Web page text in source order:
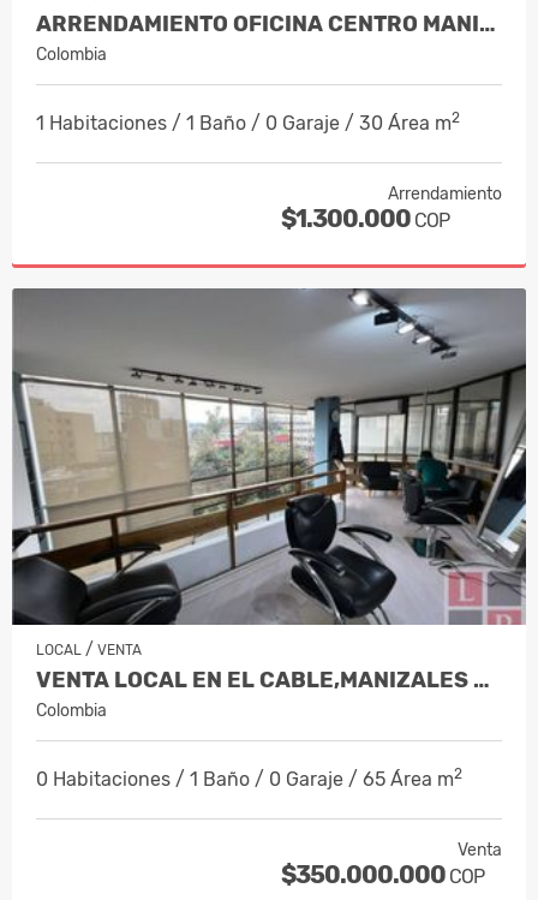
ARRENDAMIENTO OFICINA CENTRO MANIZA…
Colombia
1 Habitaciones / 1 Baño / 0 Garaje / 30 Área m2
Arrendamiento
$1.300.000 COP
LOCAL / VENTA
VENTA LOCAL EN EL CABLE,MANIZALES CO…
Colombia
0 Habitaciones / 1 Baño / 0 Garaje / 65 Área m2
Venta
$350.000.000 COP